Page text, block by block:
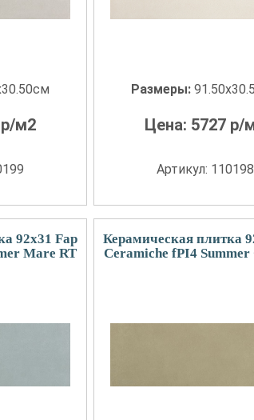
м2
Размеры:
Цена: 5727 р/
Артикул: 110198
92x31 Fap
Mare RT
Керамическая плитка
Ceramiche fPI4